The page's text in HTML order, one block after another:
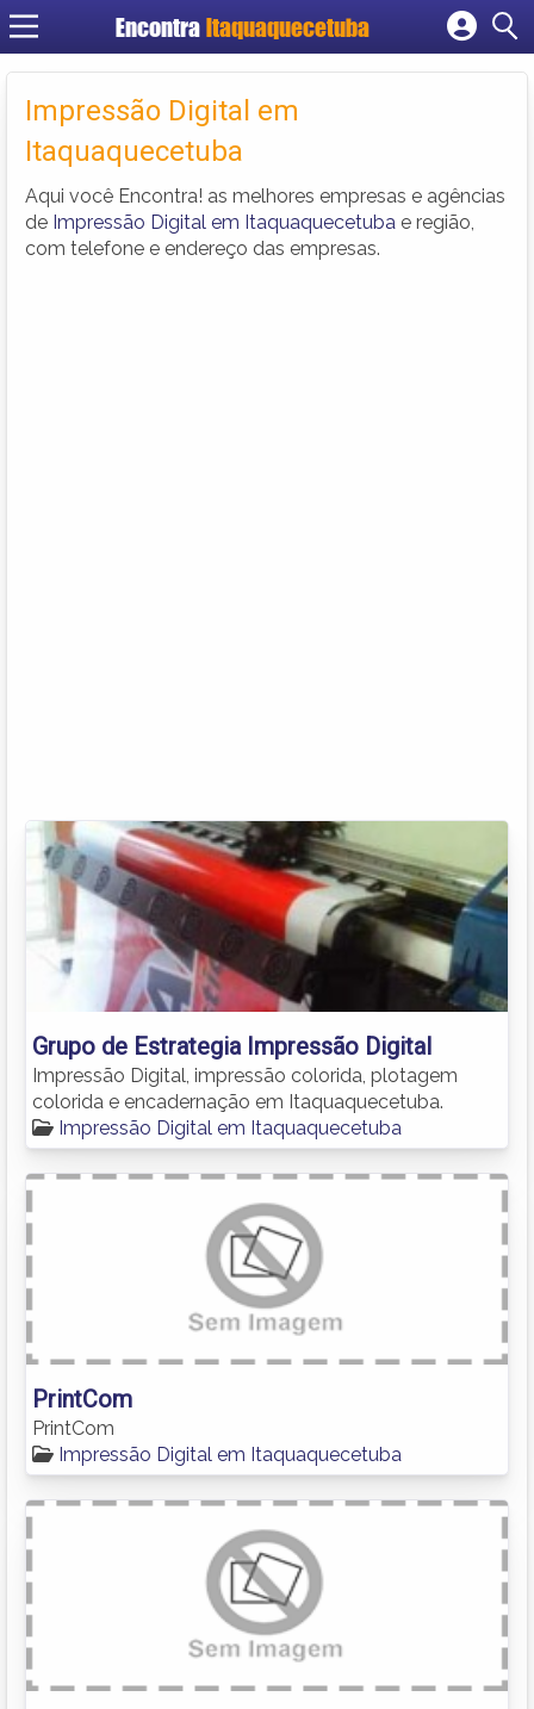
Encontra Itaquaquecetuba
Cadastrar empresa
Criar conta
Impressão Digital em
Itaquaquecetuba
Aqui você Encontra! as melhores empresas e agências
de Impressão Digital em Itaquaquecetuba e região,
com telefone e endereço das empresas.
Grupo de Estrategia Impressão Digital
Impressão Digital, impressão colorida, plotagem
colorida e encadernação em Itaquaquecetuba.
Impressão Digital em Itaquaquecetuba
PrintCom
PrintCom
Impressão Digital em Itaquaquecetuba